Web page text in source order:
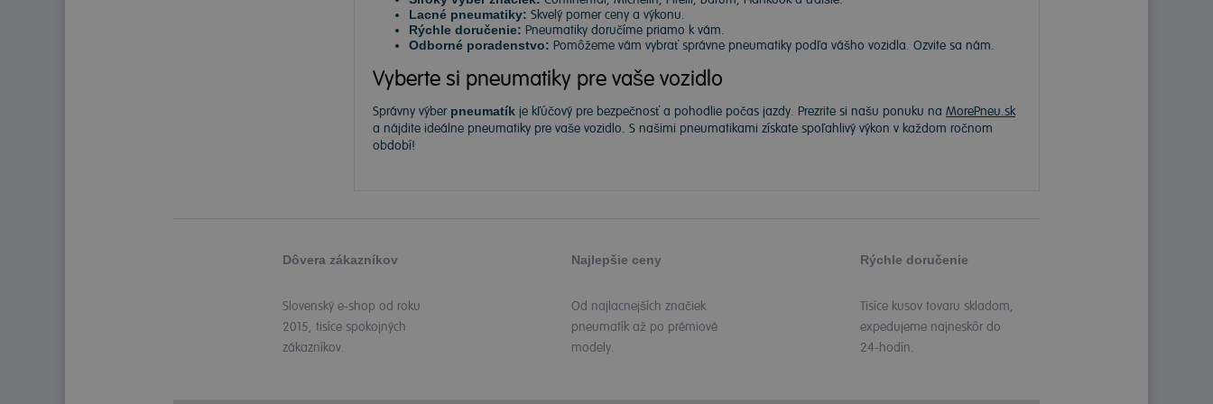
Lacné pneumatiky: Skvelý pomer ceny a výkonu.
Rýchle doručenie: Pneumatiky doručíme priamo k vám.
Odborné poradenstvo: Pomôžeme vám vybrať správne pneumatiky podľa vášho vozidla. Ozvite sa nám.
Vyberte si pneumatiky pre vaše vozidlo
Správny výber pneumatík je kľúčový pre bezpečnosť a pohodlie počas jazdy. Prezrite si našu ponuku na MorePneu.sk
a nájdite ideálne pneumatiky pre vaše vozidlo. S našimi pneumatikami získate spoľahlivý výkon v každom ročnom
období!
Dôvera zákazníkov
Slovenský e-shop od roku
2015, tisíce spokojných
zákazníkov.
Najlepšie ceny
Od najlacnejších značiek
pneumatík až po prémiové
modely.
Rýchle doručenie
Tisíce kusov tovaru skladom,
expedujeme najneskôr do
24-hodín.